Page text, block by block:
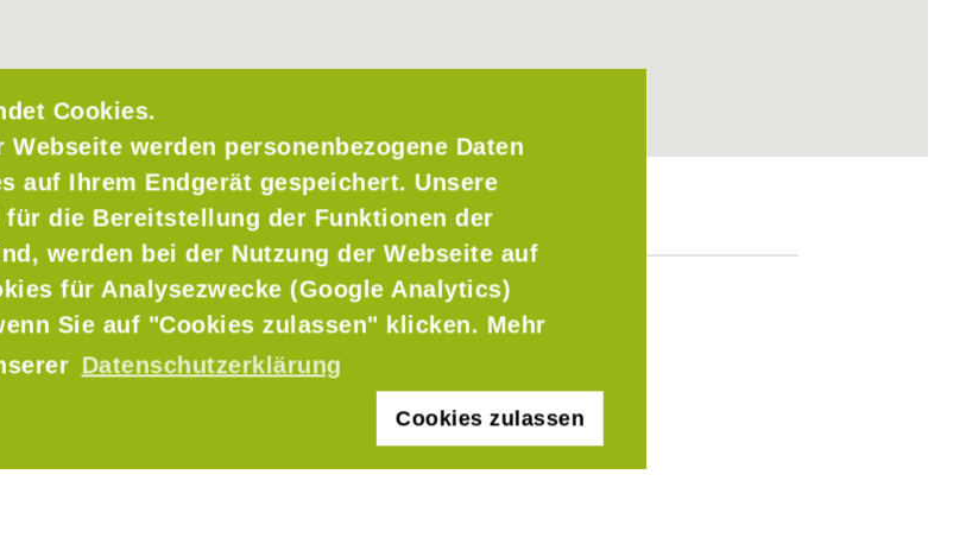
Cookies.
werden personenbezogene Daten
auf Ihrem Endgerät gespeichert. Unsere
die Bereitstellung der Funktionen der
werden bei der Nutzung der Webseite auf
für Analysezwecke (Google Analytics)
Sie auf "Cookies zulassen" klicken. Mehr
Datenschutzerklärung
Cookies zulassen